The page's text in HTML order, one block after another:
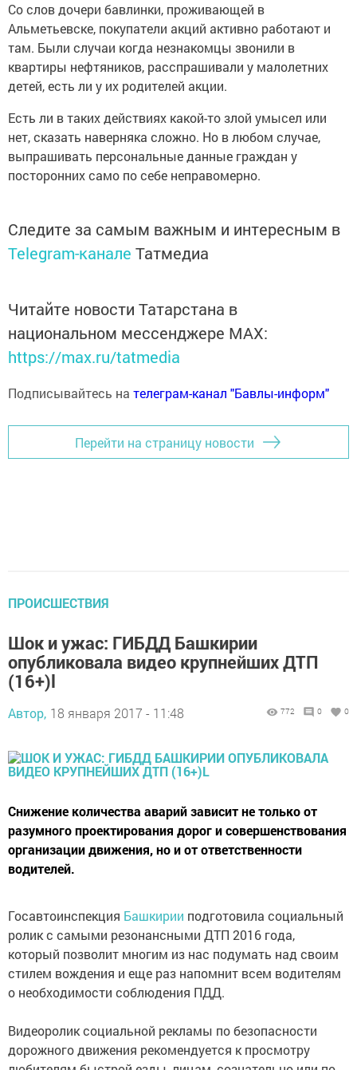
Со слов дочери бавлинки, проживающей в
Альметьевске, покупатели акций активно работают и
там. Были случаи когда незнакомцы звонили в
квартиры нефтяников, расспрашивали у малолетних
детей, есть ли у их родителей акции.
Есть ли в таких действиях какой-то злой умысел или
нет, сказать наверняка сложно. Но в любом случае,
выпрашивать персональные данные граждан у
посторонних само по себе неправомерно.
Следите за самым важным и интересным в
Telegram-канале Татмедиа
Читайте новости Татарстана в
национальном мессенджере MАХ:
https://max.ru/tatmedia
Подписывайтесь на телеграм-канал "Бавлы-информ"
Перейти на страницу новости
ПРОИСШЕСТВИЯ
Шок и ужас: ГИБДД Башкирии
опубликовала видео крупнейших ДТП
(16+)l
Автор, 18 января 2017 - 11:48 772 0 0
Снижение количества аварий зависит не только от
разумного проектирования дорог и совершенствования
организации движения, но и от ответственности
водителей.
Госавтоинспекция Башкирии подготовила социальный
ролик с самыми резонансными ДТП 2016 года,
который позволит многим из нас подумать над своим
стилем вождения и еще раз напомнит всем водителям
о необходимости соблюдения ПДД.
Видеоролик социальной рекламы по безопасности
дорожного движения рекомендуется к просмотру